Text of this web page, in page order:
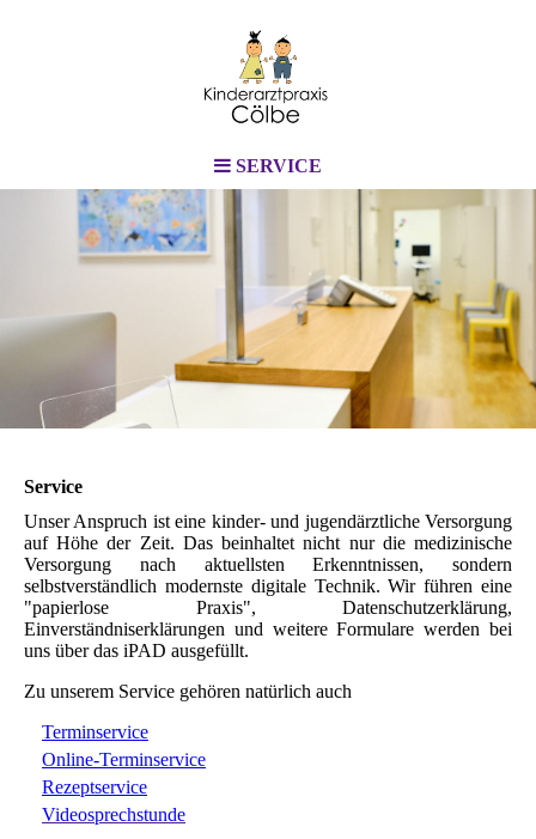
SERVICE
Service
Unser Anspruch ist eine kinder- und jugendärztliche Versorgung
auf Höhe der Zeit. Das beinhaltet nicht nur die medizinische
Versorgung nach aktuellsten Erkenntnissen, sondern
selbstverständlich modernste digitale Technik. Wir führen eine
"papierlose Praxis", Datenschutzerklärung,
Einverständniserklärungen und weitere Formulare werden bei
uns über das iPAD ausgefüllt.
Zu unserem Service gehören natürlich auch
Terminservice
Online-Terminservice
Rezeptservice
Videosprechstunde